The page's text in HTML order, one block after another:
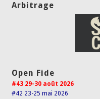
Arbitrage
Open Fide
#43 29-30 août 2026
#42 23-25 mai 2026